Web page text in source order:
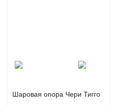
Шаровая опора Чери Тигго